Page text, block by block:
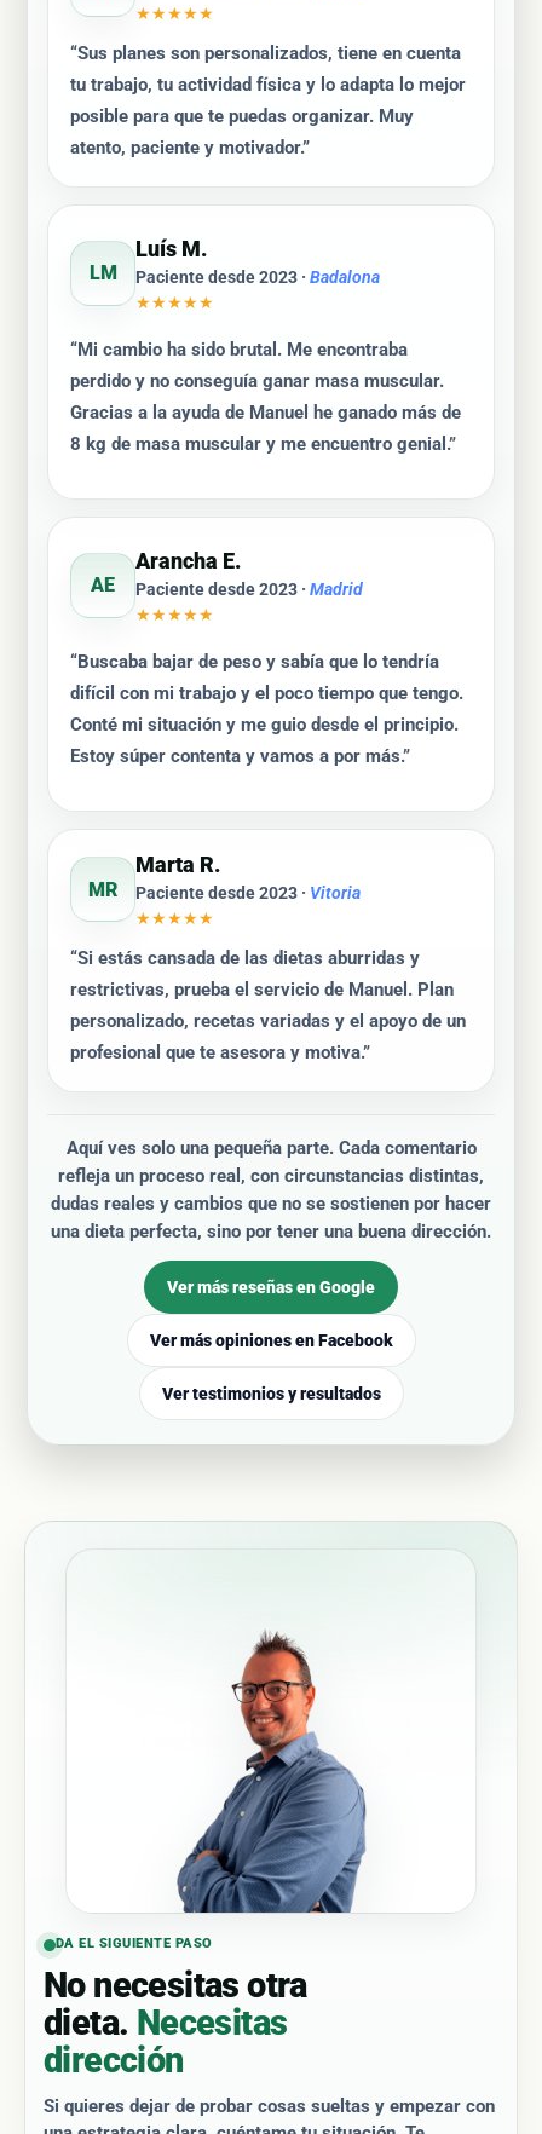
★★★★★
“Sus planes son personalizados, tiene en cuenta
tu trabajo, tu actividad física y lo adapta lo mejor
posible para que te puedas organizar. Muy
atento, paciente y motivador.”
LM
Luís M.
Paciente desde 2023 · Badalona
★★★★★
“Mi cambio ha sido brutal. Me encontraba
perdido y no conseguía ganar masa muscular.
Gracias a la ayuda de Manuel he ganado más de
8 kg de masa muscular y me encuentro genial.”
AE
Arancha E.
Paciente desde 2023 · Madrid
★★★★★
“Buscaba bajar de peso y sabía que lo tendría
difícil con mi trabajo y el poco tiempo que tengo.
Conté mi situación y me guio desde el principio.
Estoy súper contenta y vamos a por más.”
MR
Marta R.
Paciente desde 2023 · Vitoria
★★★★★
“Si estás cansada de las dietas aburridas y
restrictivas, prueba el servicio de Manuel. Plan
personalizado, recetas variadas y el apoyo de un
profesional que te asesora y motiva.”
Aquí ves solo una pequeña parte. Cada comentario
refleja un proceso real, con circunstancias distintas,
dudas reales y cambios que no se sostienen por hacer
una dieta perfecta, sino por tener una buena dirección.
Ver más reseñas en Google
Ver más opiniones en Facebook
Ver testimonios y resultados
DA EL SIGUIENTE PASO
No necesitas otra
dieta. Necesitas
dirección
Si quieres dejar de probar cosas sueltas y empezar con